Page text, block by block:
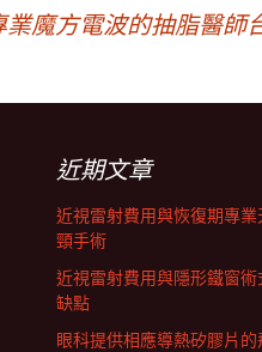
魔方電波的抽脂醫師
近期文章
近視雷射費用與恢復期專業
頸手術
近視雷射費用與隱形鐵窗術
缺點
眼科提供相應導熱矽膠片的